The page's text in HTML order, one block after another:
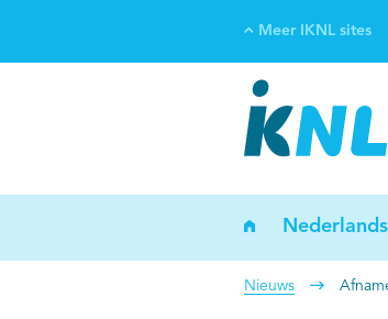
Meer IKNL sites
Nieuws